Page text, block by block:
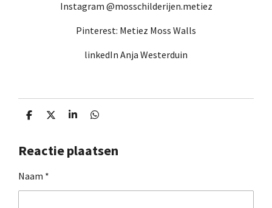
Instagram @mosschilderijen.metiez
Pinterest: Metiez Moss Walls
linkedIn Anja Westerduin
D
e
n
D
l
S
r
e
D
e
n
Reactie plaatsen
Naam *